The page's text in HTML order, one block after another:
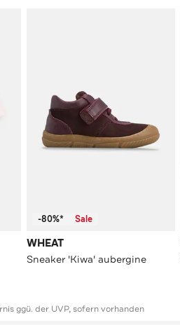
-80%* Sale
WHEAT
Sneaker 'Kiwa' aubergine
ggü. der UVP, sofern vorhanden